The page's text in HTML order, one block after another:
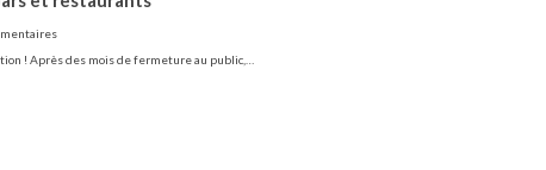
! Après des mois de fermeture au public,…